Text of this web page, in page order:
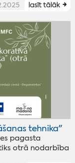
lasīt tālāk
tehnika"
pagasta
otrā nodarbība